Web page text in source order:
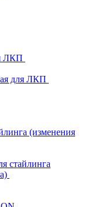
ЛКП
для ЛКП
(изменения
стайлинга